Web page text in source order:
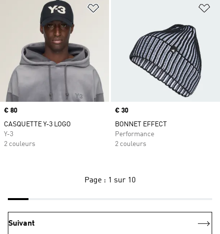
Ajouter à la Liste de produits
Prix
€ 80
CASQUETTE Y-3 LOGO
Y-3
2 couleurs
Prix
€ 30
BONNET EFFECT
Performance
2 couleurs
Page : 1 sur 10
Suivant